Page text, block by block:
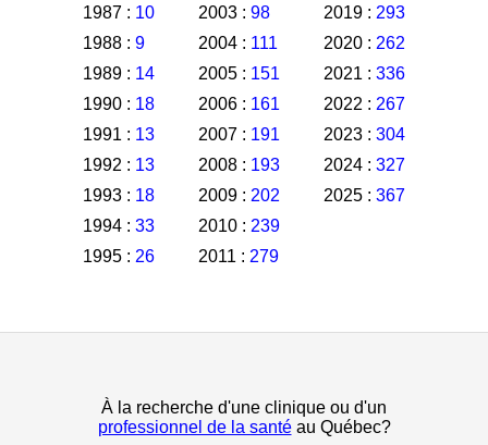
1987 : 10
1988 : 9
1989 : 14
1990 : 18
1991 : 13
1992 : 13
1993 : 18
1994 : 33
1995 : 26
2003 : 98
2004 : 111
2005 : 151
2006 : 161
2007 : 191
2008 : 193
2009 : 202
2010 : 239
2011 : 279
2019 : 293
2020 : 262
2021 : 336
2022 : 267
2023 : 304
2024 : 327
2025 : 367
À la recherche d'une clinique ou d'un
professionnel de la santéau Québec?